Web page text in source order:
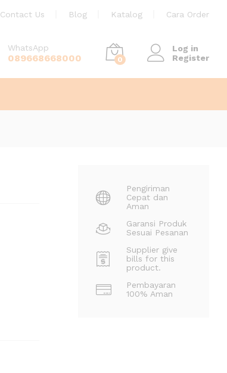
Contact Us Blog Katalog Cara Order
WhatsApp
089668668000 0
Log in
Register
Pengiriman
Cepat dan
Aman
Garansi Produk
Sesuai Pesanan
Supplier give
bills for this
product.
Pembayaran
100% Aman
Rp Tambah ke keranjang